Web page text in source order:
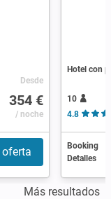
Desde
354 €
/ noche
oferta
Hotel con
10
4.8
Booking
Detalles
Más resultados